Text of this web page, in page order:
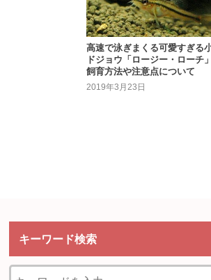
高速で泳ぎまくる可愛すぎる
ドジョウ「ロージー・ローチ
飼育方法や注意点について
2019年3月23日
キーワード検索